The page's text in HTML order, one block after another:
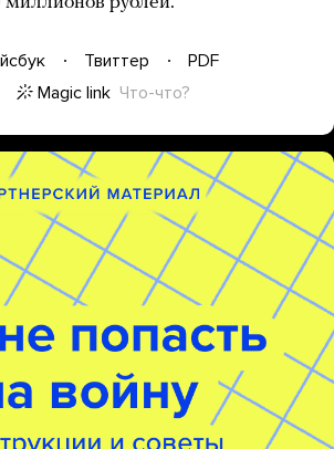
Твиттер
PDF
Magic link Что-что?